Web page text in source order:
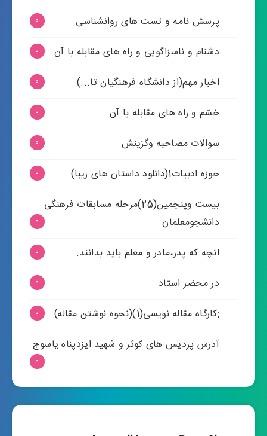
پرسش نامه و تست های روانشناسی 0
دشنام و ناسزاگویی و راه های مقابله با آن 0
اخبار مهم(از دانشگاه فرهنگیان تا...) 0
خشم و راه های مقابله با آن 0
سوالات مصاحبه وگزینش 0
حوزه ادبیات1(دانلود داستان های زیبا) 0
بیست وپنجمین(25)مرحله مسابقات فرهنگی
دانشجومعلمان
0
انچه که پدر،مادر و معلم باید بدانند. 0
در محضر استاد 0
;کارگاه مقاله نویسی(1)(نحوه نوشتن مقاله) 0
آدرس پردیس های کوثر و شهید ایزدپناه یاسوج
0